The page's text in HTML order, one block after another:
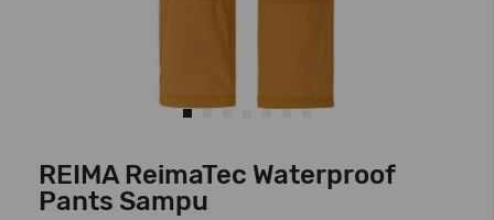
REIMA ReimaTec Waterproof
Pants Sampu